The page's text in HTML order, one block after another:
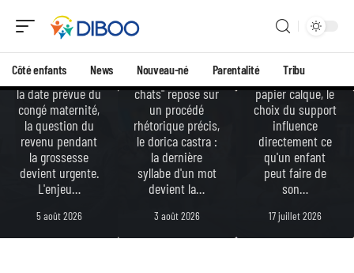
Côté enfants News Nouveau-né Parentalité Tribu
Quand les
allocations
chômage
s'arrêtent avant
la date prévue du
congé maternité,
la question du
revenu pendant
la grossesse
devient urgente.
L'enjeu…
5 août 2026
La comptine
"Trois petits
chats" repose sur
un procédé
rhétorique précis,
le dorica castra :
la dernière
syllabe d'un mot
devient la…
3 août 2026
ts ?
blanche
classique et du
papier calque, le
choix du support
influence
directement ce
qu'un enfant
peut faire de
son…
17 juillet 2026